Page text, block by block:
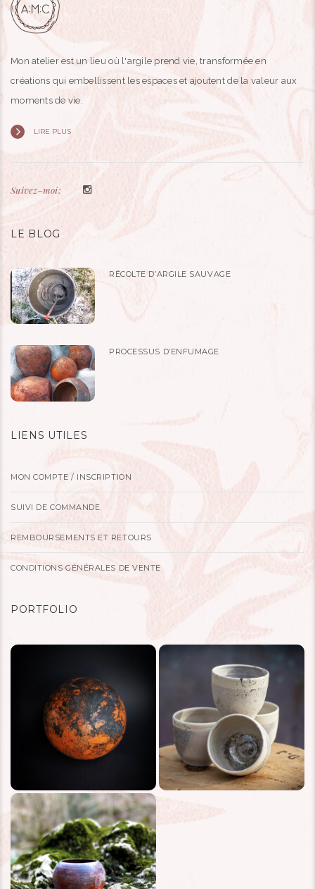
Mon atelier est un lieu où l'argile prend vie, transformée en
créations qui embellissent les espaces et ajoutent de la valeur aux
moments de vie.
LIRE PLUS
Suivez-moi:
LE BLOG
RÉCOLTE D’ARGILE SAUVAGE
PROCESSUS D’ENFUMAGE
LIENS UTILES
MON COMPTE / INSCRIPTION
SUIVI DE COMMANDE
REMBOURSEMENTS ET RETOURS
CONDITIONS GÉNÉRALES DE VENTE
PORTFOLIO